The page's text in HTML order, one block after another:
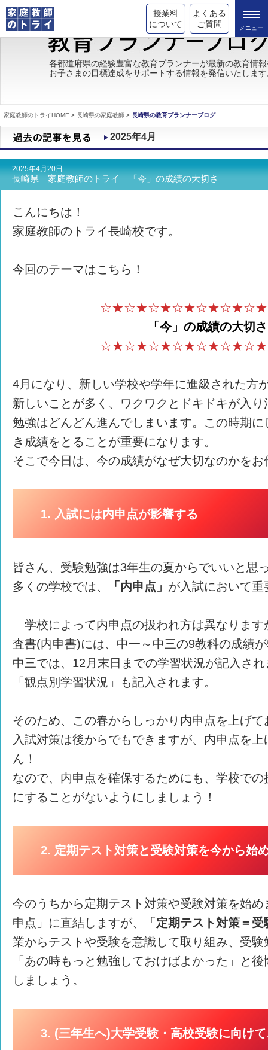
授業料
について
よくある
ご質問
トライの教育理念
成績が上がる理由
都道府県別情報
合格体験談
キャンペーン情報
各都道府県の経験豊富な教育プランナーが最新の教育情
お子さまの目標達成をサポートする情報を発信いたしま
家庭教師のトライHOME > 長崎県の家庭教師 > 長崎県の教育プランナーブログ
2025年4月
2025年4月20日
長崎県 家庭教師のトライ 「今」の成績の大切さ
こんにちは！
家庭教師のトライ長崎校です。
今回のテーマはこちら！
「今」の成績の大切さ
4月になり、新しい学校や学年に進級された方
新しいことが多く、ワクワクとドキドキが入
勉強はどんどん進んでしまいます。この時期
き成績をとることが重要になります。
そこで今日は、今の成績がなぜ大切なのかをお
1. 入試には内申点が影響する
皆さん、受験勉強は3年生の夏からでいいと思
多くの学校では、
「内申点」 が入試において
学校によって内申点の扱われ方は異なります
査書(内申書)には、中一～中三の9教科の成績
中三では、12月末日までの学習状況が記入さ
「観点別学習状況」も記入されます。
そのため、この春からしっかり内申点を上げ
入試対策は後からでもできますが、内申点を
ん！
なので、内申点を確保するためにも、学校で
にすることがないようにしましょう！
2. 定期テスト対策と受験対策を今から始
今のうちから定期テスト対策や受験対策を始
申点」に直結しますが、「 定期テスト対策＝受
業からテストや受験を意識して取り組み、受
「あの時もっと勉強しておけばよかった」と
しましょう。
3. (三年生へ)大学受験・高校受験に向け